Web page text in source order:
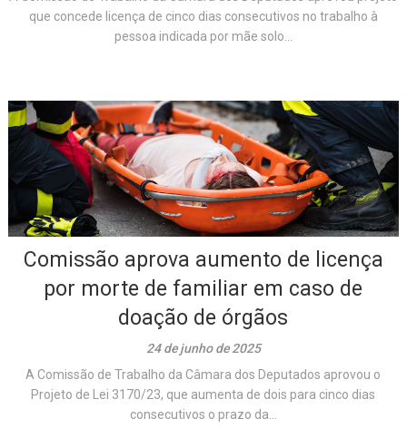
que concede licença de cinco dias consecutivos no trabalho à
pessoa indicada por mãe solo...
Comissão aprova aumento de licença
por morte de familiar em caso de
doação de órgãos
24 de junho de 2025
A Comissão de Trabalho da Câmara dos Deputados aprovou o
Projeto de Lei 3170/23, que aumenta de dois para cinco dias
consecutivos o prazo da...